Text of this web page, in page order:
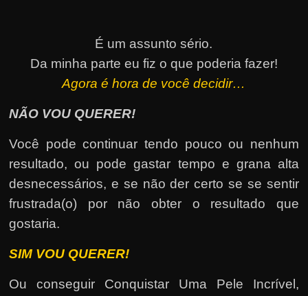
É um assunto sério.
Da minha parte eu fiz o que poderia fazer!
Agora é hora de você decidir…
NÃO VOU QUERER!
Você pode continuar tendo pouco ou nenhum
resultado, ou pode gastar tempo e grana alta
desnecessários, e se não der certo se se sentir
frustrada(o) por não obter o resultado que
gostaria.
SIM VOU QUERER!
Ou conseguir Conquistar Uma Pele Incrível,